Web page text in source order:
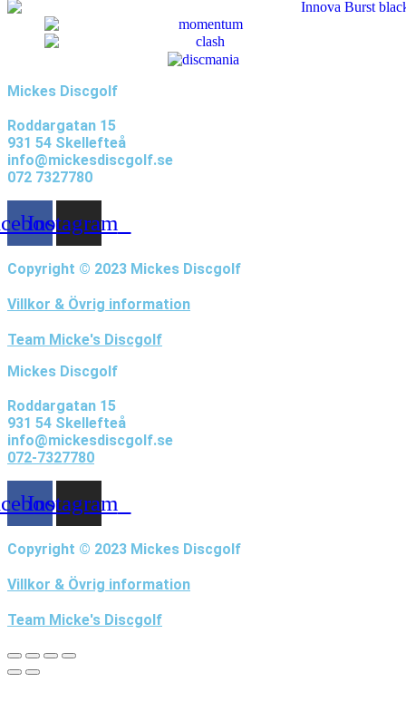
alternativen
kan
väljas
produktsidan
Mickes Discgolf
Roddargatan 15
931 54 Skellefteå
info@mickesdiscgolf.se
072 7327780
Instagram
Copyright © 2023 Mickes Discgolf
Villkor & Övrig information
Team Micke's Discgolf
Mickes Discgolf
Roddargatan 15
931 54 Skellefteå
info@mickesdiscgolf.se
072-7327780
Instagram
Copyright © 2023 Mickes Discgolf
Villkor & Övrig information
Team Micke's Discgolf